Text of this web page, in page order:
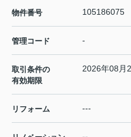
物件番号 105186075
管理コード -
取引条件の
有効期限
2026年08月
リフォーム ---